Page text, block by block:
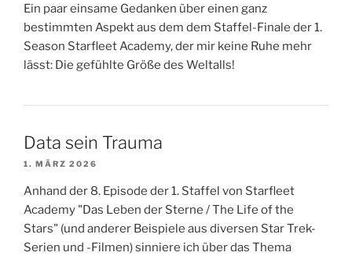
Ein paar einsame Gedanken über einen ganz
bestimmten Aspekt aus dem dem Staffel-Finale der 1.
Season Starfleet Academy, der mir keine Ruhe mehr
lässt: Die gefühlte Größe des Weltalls!
Data sein Trauma
1. MÄRZ 2026
Anhand der 8. Episode der 1. Staffel von Starfleet
Academy "Das Leben der Sterne / The Life of the
Stars" (und anderer Beispiele aus diversen Star Trek-
Serien und -Filmen) sinniere ich über das Thema